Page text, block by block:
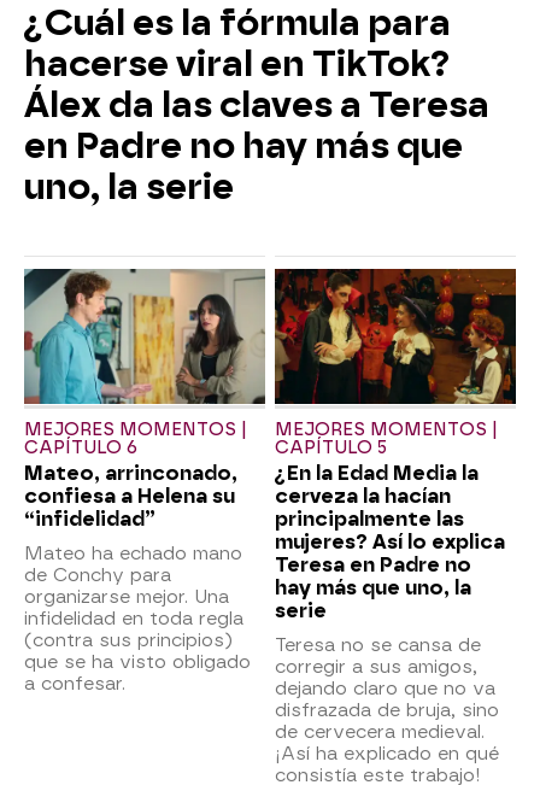
¿Cuál es la fórmula para
hacerse viral en TikTok?
Álex da las claves a Teresa
en Padre no hay más que
uno, la serie
MEJORES MOMENTOS |
CAPÍTULO 6
Mateo, arrinconado,
confiesa a Helena su
“infidelidad”
Mateo ha echado mano
de Conchy para
organizarse mejor. Una
infidelidad en toda regla
(contra sus principios)
que se ha visto obligado
a confesar.
MEJORES MOMENTOS |
CAPÍTULO 5
¿En la Edad Media la
cerveza la hacían
principalmente las
mujeres? Así lo explica
Teresa en Padre no
hay más que uno, la
serie
Teresa no se cansa de
corregir a sus amigos,
dejando claro que no va
disfrazada de bruja, sino
de cervecera medieval.
¡Así ha explicado en qué
consistía este trabajo!